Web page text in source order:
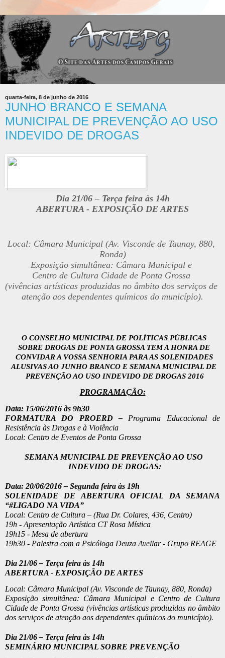
quarta-feira, 8 de junho de 2016
JUNHO BRANCO E SEMANA
MUNICIPAL DE PREVENÇÃO AO USO
INDEVIDO DE DROGAS
Dia 21/06 – Terça feira às 14h
ABERTURA - EXPOSIÇÃO DE ARTES
Local: Câmara Municipal (Av. Visconde de Taunay, 880,
Ronda)
Exposição simultânea: Câmara Municipal e
Centro de Cultura Cidade de Ponta Grossa
(vivências artísticas produzidas no âmbito dos serviços de
atenção aos dependentes químicos do município).
O CONSELHO MUNICIPAL DE POLÍTICAS PÚBLICAS
SOBRE DROGAS DE PONTA GROSSA TEM A HONRA DE
CONVIDAR A VOSSA SENHORIA PARA AS SOLENIDADES
ALUSIVAS AO JUNHO BRANCO E SEMANA MUNICIPAL DE
PREVENÇÃO AO USO INDEVIDO DE DROGAS 2016
PROGRAMAÇÃO:
Data: 15/06/2016 às 9h30
FORMATURA DO PROERD – Programa Educacional de
Resistência às Drogas e à Violência
Local: Centro de Eventos de Ponta Grossa
SEMANA MUNICIPAL DE PREVENÇÃO AO USO
INDEVIDO DE DROGAS:
Data: 20/06/2016 – Segunda feira às 19h
SOLENIDADE DE ABERTURA OFICIAL DA SEMANA
“#LIGADO NA VIDA”
Local: Centro de Cultura – (Rua Dr. Colares, 436, Centro)
19h - Apresentação Artística CT Rosa Mística
19h15 - Mesa de abertura
19h30 - Palestra com a Psicóloga Deuza Avellar - Grupo REAGE
Dia 21/06 – Terça feira às 14h
ABERTURA - EXPOSIÇÃO DE ARTES
Local: Câmara Municipal (Av. Visconde de Taunay, 880, Ronda)
Exposição simultânea: Câmara Municipal e Centro de Cultura
Cidade de Ponta Grossa (vivências artísticas produzidas no âmbito
dos serviços de atenção aos dependentes químicos do município).
Dia 21/06 – Terça feira às 14h
SEMINÁRIO MUNICIPAL SOBRE PREVENÇÃO